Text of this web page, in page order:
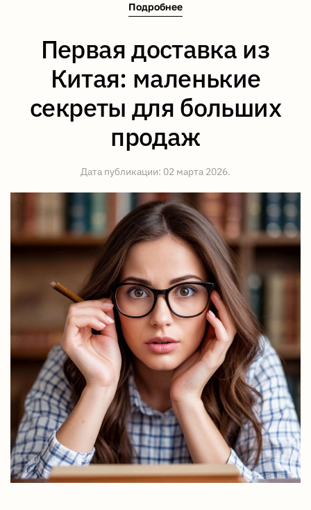
Подробнее
Первая доставка из
Китая: маленькие
секреты для больших
продаж
Дата публикации: 02 марта 2026.